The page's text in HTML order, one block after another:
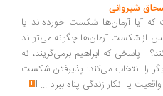
شکست خورده‌اند یا
آرمان‌ها چگونه می‌تواند
که ابراهیم برمی‌گزیند، نه
می‌کند: پذیرفتن شکست
انکار زندگی پناه ببرد...